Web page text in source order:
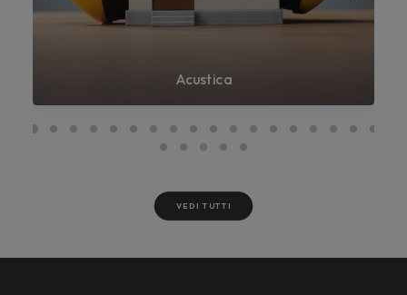
Acustica
VEDI TUTTI